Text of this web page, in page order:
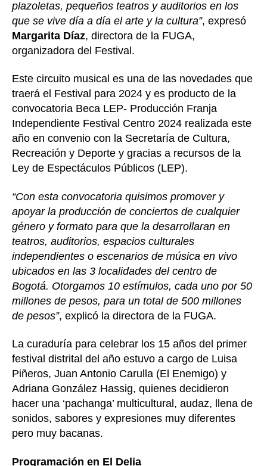
plazoletas, pequeños teatros y auditorios en los
que se vive día a día el arte y la cultura”, expresó
Margarita Díaz, directora de la FUGA,
organizadora del Festival.
Este circuito musical es una de las novedades que
traerá el Festival para 2024 y es producto de la
convocatoria Beca LEP- Producción Franja
Independiente Festival Centro 2024 realizada este
año en convenio con la Secretaría de Cultura,
Recreación y Deporte y gracias a recursos de la
Ley de Espectáculos Públicos (LEP).
“Con esta convocatoria quisimos promover y
apoyar la producción de conciertos de cualquier
género y formato para que la desarrollaran en
teatros, auditorios, espacios culturales
independientes o escenarios de música en vivo
ubicados en las 3 localidades del centro de
Bogotá. Otorgamos 10 estímulos, cada uno por 50
millones de pesos, para un total de 500 millones
de pesos”, explicó la directora de la FUGA.
La curaduría para celebrar los 15 años del primer
festival distrital del año estuvo a cargo de Luisa
Piñeros, Juan Antonio Carulla (El Enemigo) y
Adriana González Hassig, quienes decidieron
hacer una ‘pachanga’ multicultural, audaz, llena de
sonidos, sabores y expresiones muy diferentes
pero muy bacanas.
Programación en El Delia